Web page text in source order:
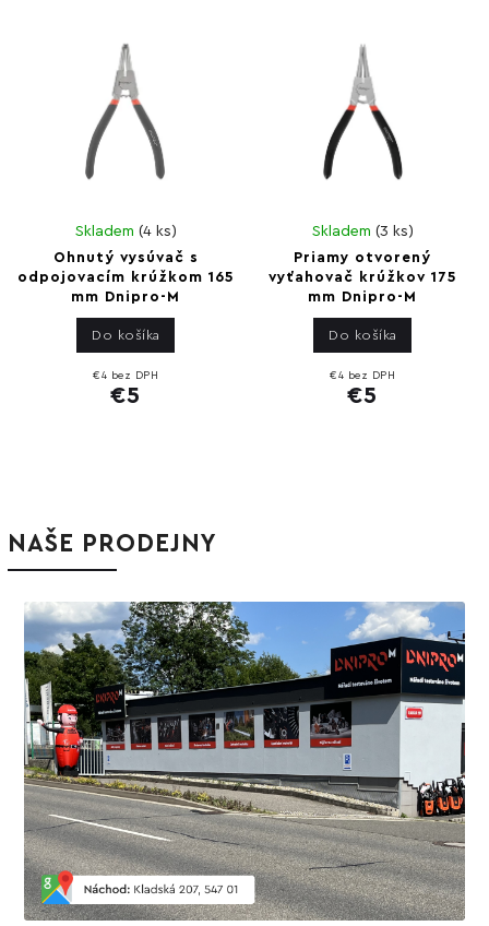
Ohnutý vysúvač s
odpojovacím krúžkom 165
mm Dnipro-M
Skladem (4 ks)
€4 bez DPH
€5
Do košíka
Priamy otvorený
vyťahovač krúžkov 175
mm Dnipro-M
Skladem (3 ks)
€4 bez DPH
€5
Do košíka
NAŠE PRODEJNY